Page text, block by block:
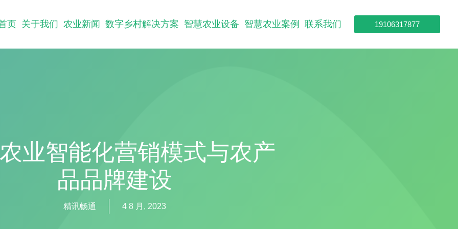
页 关于我们 农业新闻 数字乡村解决方案 智慧农业设备 智慧农业案例 联系我们 19106317877
业智能化营销模式与农产
品品牌建设
精讯畅通 4 8 月, 2023